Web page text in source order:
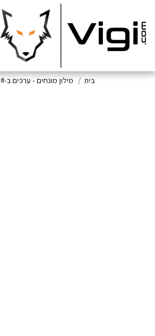
בית מילון מונחים - ערכים ב-#